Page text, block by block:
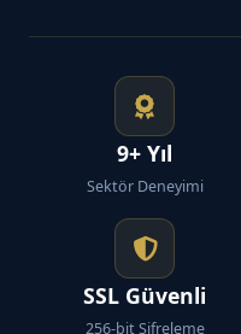
9+ Yıl
Sektör Deneyimi
SSL Güvenli
256-bit Şifreleme